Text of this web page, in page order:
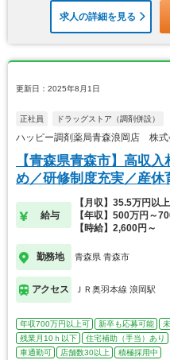
求人の詳細を見る
更新日：2025年8月1日
正社員 ドラッグストア（調剤併設）
ハッピー調剤薬局青森浪岡店 株式
【青森県青森市】高収
め／研修制度充実／産休
給与
【月収】35.5万円以上
【年収】500万円～
【時給】2,600円～
勤務地 青森県 青森市
アクセス ＪＲ奥羽本線 浪岡駅
年収700万円以上可 新卒も応募可能
残業月10ｈ以下
住宅補助（手当）あり
車通勤可
店舗数30以上 積極採用中